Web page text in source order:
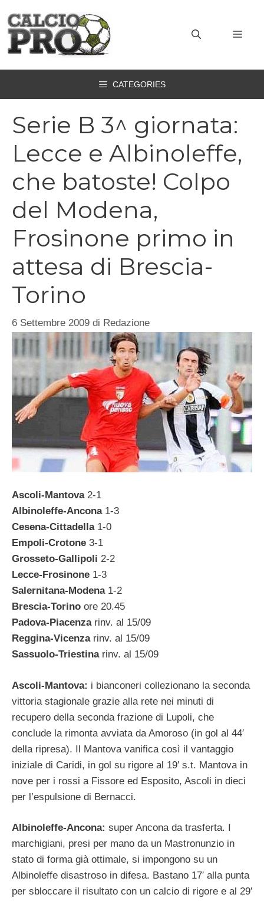
contenuto
CATEGORIES
Serie B 3^ giornata:
Lecce e Albinoleffe,
che batoste! Colpo
del Modena,
Frosinone primo in
attesa di Brescia-
Torino
6 Settembre 2009 di Redazione
Ascoli-Mantova2-1
Albinoleffe-Ancona1-3
Cesena-Cittadella1-0
Empoli-Crotone 3-1
Grosseto-Gallipoli 2-2
Lecce-Frosinone 1-3
Salernitana-Modena1-2
Brescia-Torino ore 20.45
Padova-Piacenzarinv. al 15/09
Reggina-Vicenzarinv. al 15/09
Sassuolo-Triestina rinv. al 15/09
Ascoli-Mantova: i bianconeri collezionano la seconda
vittoria stagionale grazie alla rete nei minuti di
recupero della seconda frazione di Lupoli, che
conclude la rimonta avviata da Amoroso (in gol al 44′
della ripresa). Il Mantova vanifica così il vantaggio
iniziale di Caridi, in gol su rigore al 19′ s.t. Mantova in
nove per i rossi a Fissore ed Esposito, Ascoli in dieci
per l’espulsione di Bernacci.
Albinoleffe-Ancona: super Ancona da trasferta. I
marchigiani, presi per mano da un Mastronunzio in
stato di forma già ottimale, si impongono su un
Albinoleffe disastroso in difesa. Bastano 17′ alla punta
per sbloccare il risultato con un calcio di rigore e al 29′